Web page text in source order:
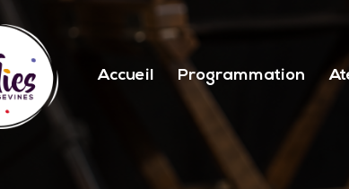
Accueil Programmation